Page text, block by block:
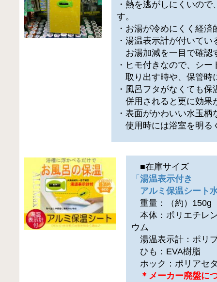
・熱を逃がしにくいの
す。
・お湯が冷めにくく経済
・湯温表示計が付いてい
お湯加減を一目で確認
・ヒモ付きなので、シー
取り出す時や、保管時
・風呂フタがなくても
併用されると更に効果
・表面がかわいい水玉柄
使用時には浴室を明る
■在庫サイズ
「湯温表示付き
アルミ保温シート
重量：（約）150g
本体：ポリエチレ
ウム
湯温表示計：ポリ
ひも：EVA樹脂
ホック：ポリアセ
＊メーカー廃盤に